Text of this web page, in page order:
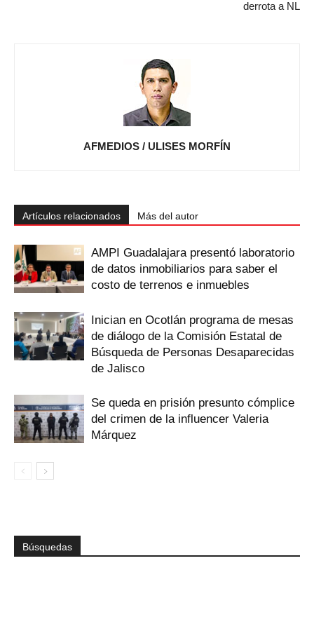
derrota a NL
AFMEDIOS / ULISES MORFÍN
Artículos relacionados Más del autor
AMPI Guadalajara presentó laboratorio
de datos inmobiliarios para saber el
costo de terrenos e inmuebles
Inician en Ocotlán programa de mesas
de diálogo de la Comisión Estatal de
Búsqueda de Personas Desaparecidas
de Jalisco
Se queda en prisión presunto cómplice
del crimen de la influencer Valeria
Márquez
Búsquedas